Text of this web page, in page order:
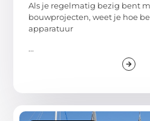
Als je regelmatig bezig bent
bouwprojecten, weet je hoe
apparatuur
...